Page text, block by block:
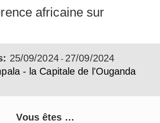
africaine sur
25/09/2024- 27/09/2024
- la Capitale de l'Ouganda
Vous êtes …